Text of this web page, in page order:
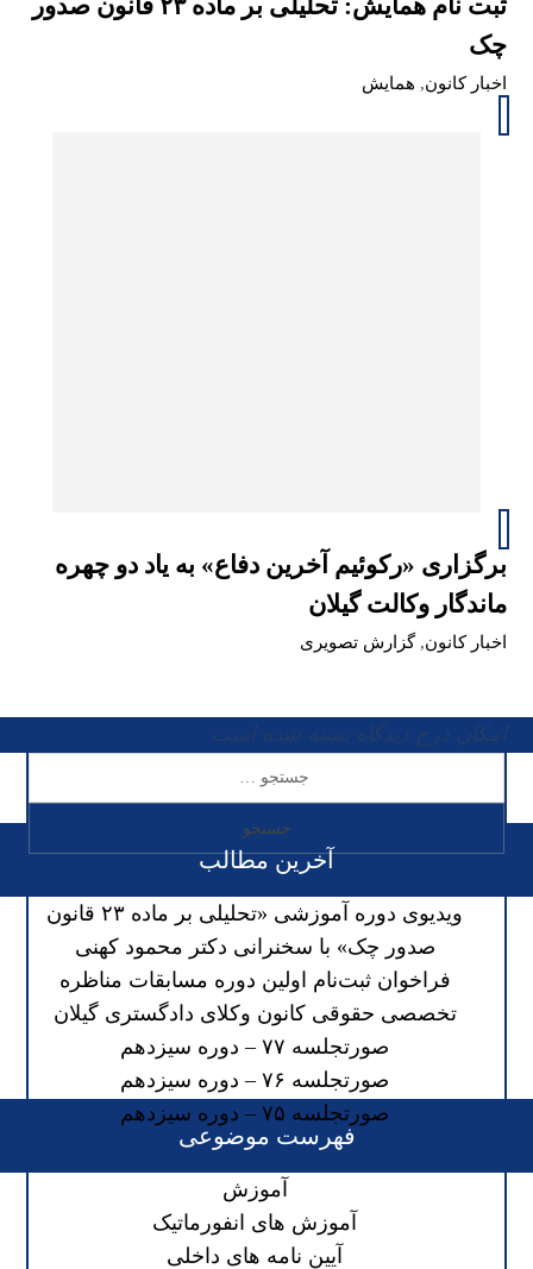
ثبت نام همایش: تحلیلی بر ماده ۲۳ قانون صدور
چک
اخبار کانون, همایش
برگزاری «رکوئیم آخرین دفاع» به یاد دو چهره
ماندگار وکالت گیلان
اخبار کانون,گزارش تصویری
آخرین مطالب
ویدیوی دوره آموزشی «تحلیلی بر ماده ۲۳ قانون
صدور چک» با سخنرانی دکتر محمود کهنی
فراخوان ثبت‌نام اولین دوره مسابقات مناظره
تخصصی حقوقی کانون وکلای دادگستری گیلان
صورتجلسه ۷۷ – دوره سیزدهم
صورتجلسه ۷۶ – دوره سیزدهم
صورتجلسه ۷۵ – دوره سیزدهم
فهرست موضوعی
آموزش
آموزش های انفورماتیک
آیین نامه های داخلی